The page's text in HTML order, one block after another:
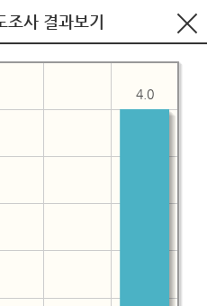
조사 결과보기
4.0